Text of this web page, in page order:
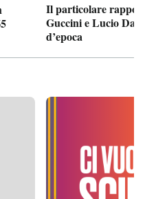
Il particolare
Guccini e Lucio
d’epoca